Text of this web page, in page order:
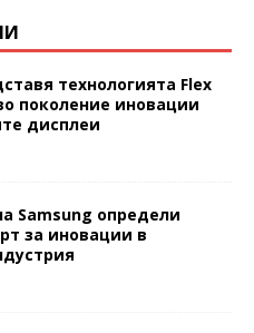
технологията Flex
поколение иновации
дисплеи
Samsung определи
за иновации в